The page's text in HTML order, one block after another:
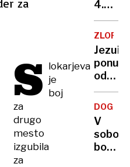
za
S lokarjeva
je
boj
za
drugo
mesto
izgubila
za
4.
etape
pentlje
Jezuiti
žrtvam
patra
V
soboto
bo